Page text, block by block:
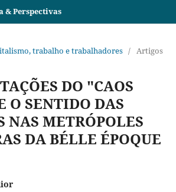
& Perspectivas
trabalho e trabalhadores / Artigos
DO "CAOS
O SENTIDO DAS
NAS METRÓPOLES
DA BÉLLE ÉPOQUE